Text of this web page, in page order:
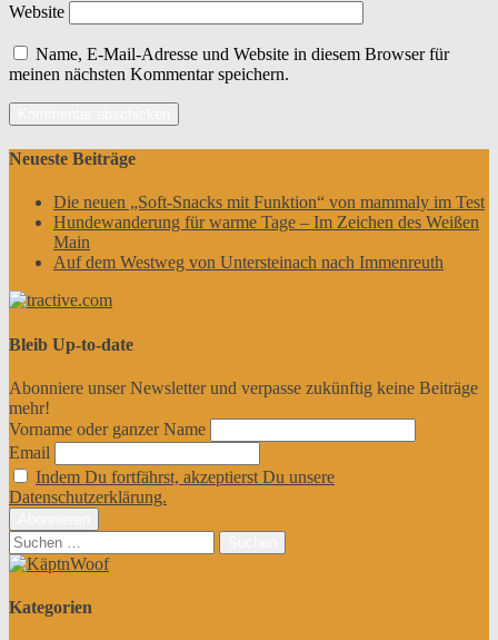
Website
Name, E-Mail-Adresse und Website in diesem Browser für
meinen nächsten Kommentar speichern.
Neueste Beiträge
Die neuen „Soft-Snacks mit Funktion“ von mammaly im Test
Hundewanderung für warme Tage – Im Zeichen des Weißen
Main
Auf dem Westweg von Untersteinach nach Immenreuth
Bleib Up-to-date
Abonniere unser Newsletter und verpasse zukünftig keine Beiträge
mehr!
Vorname oder ganzer Name
Email
Indem Du fortfährst, akzeptierst Du unsere
Datenschutzerklärung.
Suchen
nach:
Kategorien